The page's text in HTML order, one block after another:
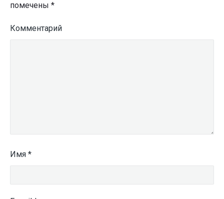
помечены *
Комментарий
Имя *